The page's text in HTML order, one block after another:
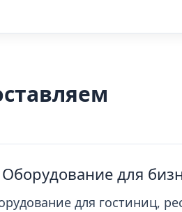
для
для гостиниц,